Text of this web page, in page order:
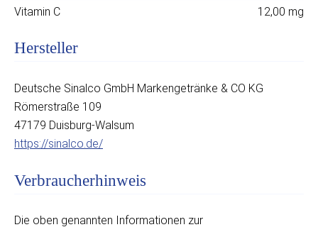
Vitamin C
12,00 mg
Hersteller
Deutsche Sinalco GmbH Markengetränke & CO KG
Römerstraße 109
47179 Duisburg-Walsum
https://sinalco.de/
Verbraucherhinweis
Die oben genannten Informationen zur